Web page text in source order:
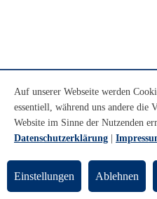
Auf unserer Webseite werden
essentiell, während uns andere die
Website im Sinne der Nutzenden
Datenschutzerklärung
Einstellungen Ablehnen